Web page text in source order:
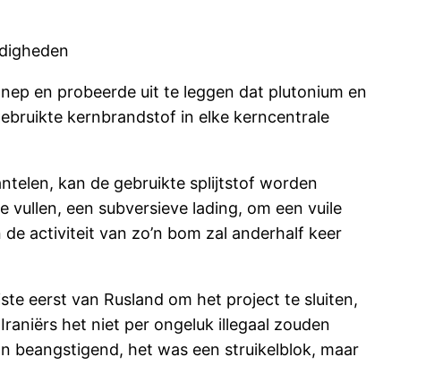
en probeerde uit te leggen dat plutonium en
kernbrandstof in elke kerncentrale
kan de gebruikte splijtstof worden
een subversieve lading, om een vuile
activiteit van zo’n bom zal anderhalf keer
eerst van Rusland om het project te sluiten,
het niet per ongeluk illegaal zouden
beangstigend, het was een struikelblok, maar